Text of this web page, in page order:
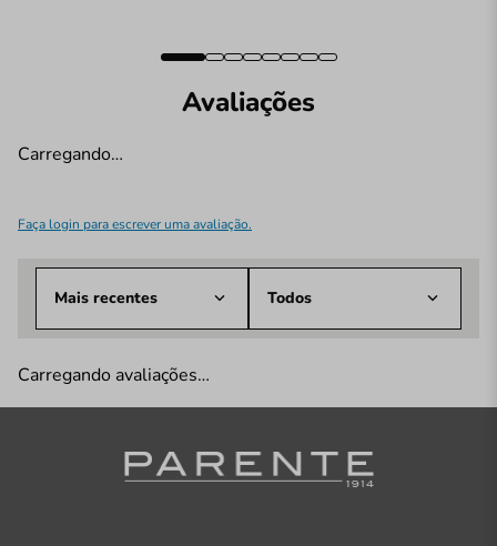
Avaliações
Carregando…
Faça login para escrever uma avaliação.
Mais recentes Todos
Carregando avaliações…